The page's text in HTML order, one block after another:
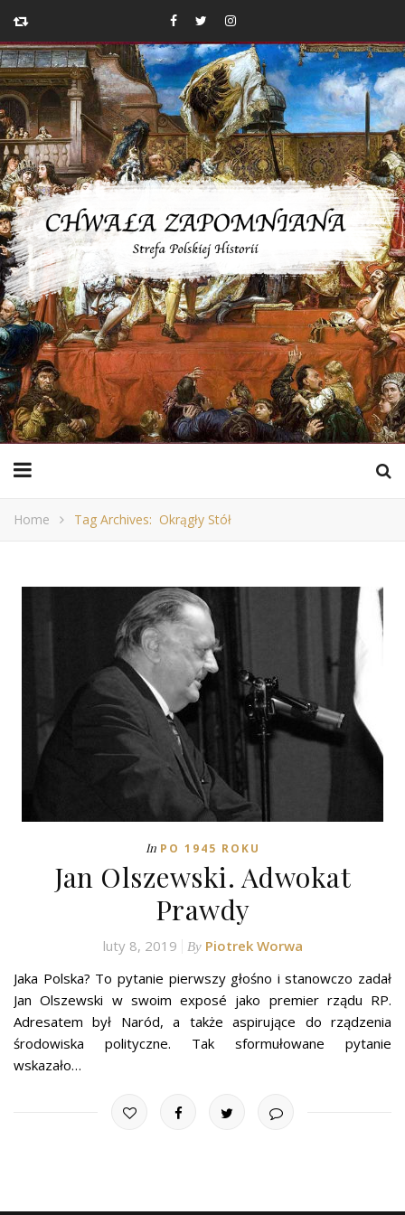
Home Tag Archives: Okrągły Stół
In PO 1945 ROKU
Jan Olszewski. Adwokat
Prawdy
luty 8, 2019 By Piotrek Worwa
Jaka Polska? To pytanie pierwszy głośno i stanowczo zadał
Jan Olszewski w swoim exposé jako premier rządu RP.
Adresatem był Naród, a także aspirujące do rządzenia
środowiska polityczne. Tak sformułowane pytanie
wskazało…